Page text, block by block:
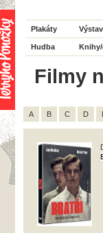
Plakáty
Hudba
Filmy
A B C D